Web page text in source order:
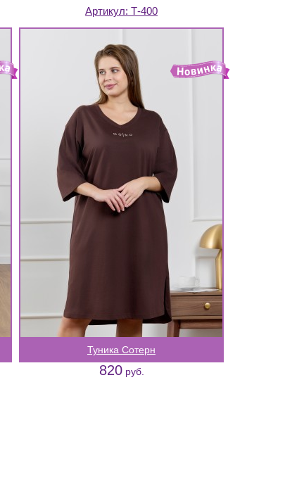
Артикул: Т-400
Туника Сотерн
820руб.